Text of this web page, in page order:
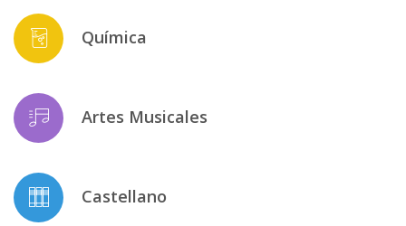
Química
Artes Musicales
Castellano